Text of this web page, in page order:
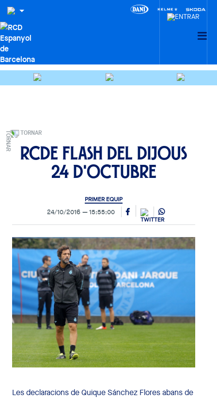
TORNAR
RCDE FLASH del dijous
24 d'octubre
PRIMER EQUIP
24/10/2016 15:55:00
Lesdeclaracionsde QuiqueSánchez Floresabans de